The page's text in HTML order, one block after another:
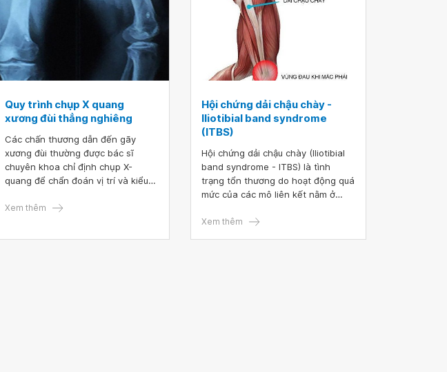
Quy trình chụp X quang
xương đùi thẳng nghiêng
Các chấn thương dẫn đến gãy
xương đùi thường được bác sĩ
chuyên khoa chỉ định chụp X-
quang để chẩn đoán vị trí và kiểu
xương đùi được thực hiện như nào
Xem thêm
Hội chứng dải chậu chày -
Iliotibial band syndrome
(ITBS)
Hội chứng dải chậu chày (Iliotibial
band syndrome - ITBS) là tình
trạng tổn thương do hoạt động quá
mức của các mô liên kết nằm ở
và đầu gối. Nó gây đau và nhức ở
Xem thêm